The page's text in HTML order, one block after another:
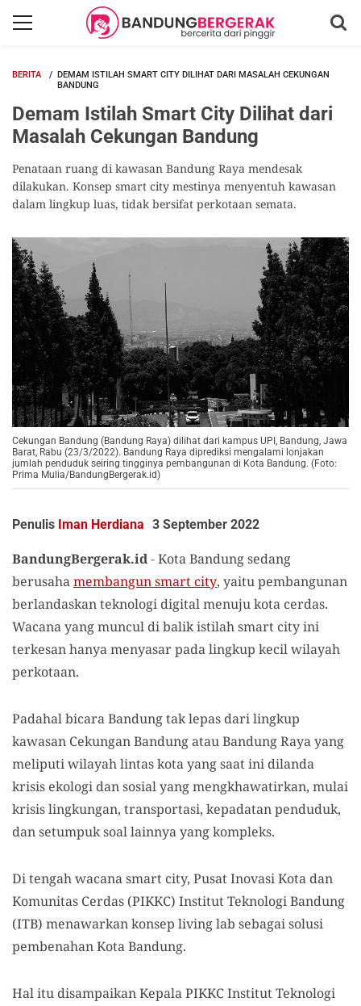
BERITA
DEMAM ISTILAH SMART CITY DILIHAT DARI MASALAH CEKUNGAN
BANDUNG
Demam Istilah Smart City Dilihat dari
Masalah Cekungan Bandung
Penataan ruang di kawasan Bandung Raya mendesak
dilakukan. Konsep smart city mestinya menyentuh kawasan
dalam lingkup luas, tidak bersifat perkotaan semata.
Cekungan Bandung (Bandung Raya) dilihat dari kampus UPI, Bandung, Jawa
Barat, Rabu (23/3/2022). Bandung Raya diprediksi mengalami lonjakan
jumlah penduduk seiring tingginya pembangunan di Kota Bandung. (Foto:
Prima Mulia/BandungBergerak.id)
Penulis Iman Herdiana 3 September 2022
BandungBergerak.id-Kota Bandung sedang
berusahamembangun smart city, yaitu pembangunan
berlandaskan teknologi digital menuju kota cerdas.
Wacana yang muncul di balik istilah smart city ini
terkesan hanya menyasar pada lingkup kecil wilayah
perkotaan.
Padahal bicara Bandung tak lepas dari lingkup
kawasan Cekungan Bandung atau Bandung Raya yang
meliputi wilayah lintas kota yang saat ini dilanda
krisis ekologi dan sosial yang mengkhawatirkan, mulai
krisis lingkungan, transportasi, kepadatan penduduk,
dan setumpuk soal lainnya yang kompleks.
Di tengah wacana smart city, Pusat Inovasi Kota dan
Komunitas Cerdas (PIKKC) Institut Teknologi Bandung
(ITB) menawarkan konsep living lab sebagai solusi
pembenahan Kota Bandung.
Hal itu disampaikan Kepala PIKKC Institut Teknologi